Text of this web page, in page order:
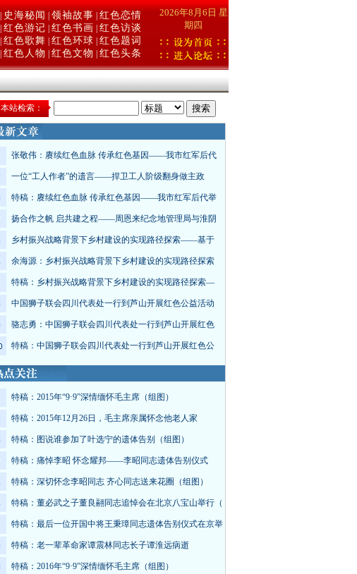
史海秘闻 领袖故事 红色恋情
红色游记 红色书画
红色访谈
红色歌舞 红色环球 红色题词
红色人物 红色文物 红色头条
2026年8月6日 星
期四
本站检索：
张敬伟：赓续红色血脉 传承红色基因——我市红军后代
一位“工人作者”的遗言——捍卫工人阶级翻身做主政
特稿：赓续红色血脉 传承红色基因——我市红军后代举
扬合作之帆 启共建之程——周恩来纪念地管理局与淮阴
乡村振兴战略背景下乡村建设的实现路径探索——基于
余海源：乡村振兴战略背景下乡村建设的实现路径探索
特稿：乡村振兴战略背景下乡村建设的实现路径探索—
中国狮子联会四川代表处一行到芦山开展红色公益活动
骆志勇：中国狮子联会四川代表处一行到芦山开展红色
特稿：中国狮子联会四川代表处一行到芦山开展红色公
特稿：2015年“9·9”深情缅怀毛主席（组图）
特稿：2015年12月26日，毛主席亲属怀念他老人家
特稿：图说谁参加了叶选宁的遗体告别（组图）
特稿：痛悼李昭 怀念耀邦——李昭同志遗体告别仪式
特稿：深切怀念李昭同志 齐心同志送来花圈（组图）
特稿：董必武之子董良翮同志追悼会在北京八宝山举行（
特稿：最后一位开国中将王秉璋同志遗体告别仪式在京举
特稿：老一辈革命家谭震林同志长子谭淮远病逝
特稿：2016年“9·9”深情缅怀毛主席（组图）